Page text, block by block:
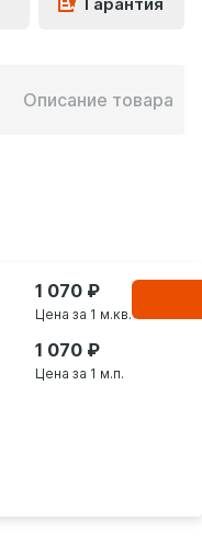
Описание товара
1 070
Цена за 1 м.кв.
1 070
Цена за 1 м.п.